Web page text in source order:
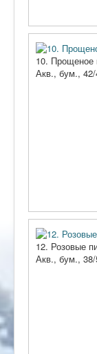
10. Прощеное
Акв., бум., 42/
12. Розовые
Акв., бум.,